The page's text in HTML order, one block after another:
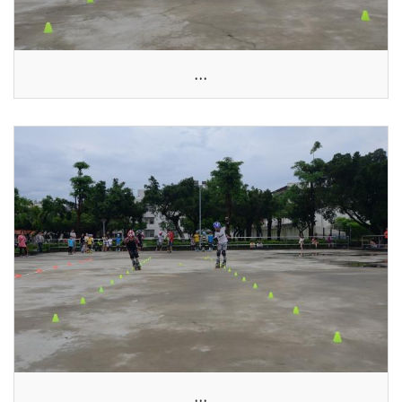
...
...